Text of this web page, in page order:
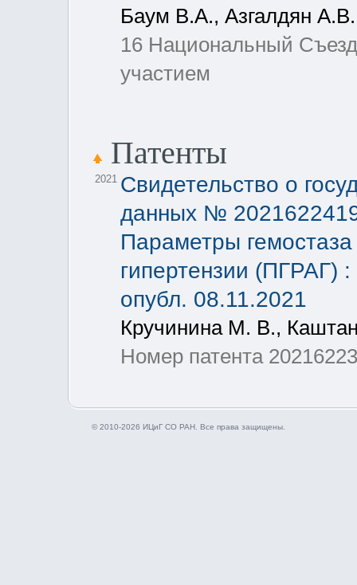
Баум В.А., Азгалдян А.В.
16 Национальный
участием
Патенты
2021 Свидетельство о
данных №
Параметры
гипертензии (ПГРАГ)
опубл. 08.11.2021
Кручинина М. В.,
Номер патента
© 2010-2026 ИЦиГ СО РАН. Все права защищены.